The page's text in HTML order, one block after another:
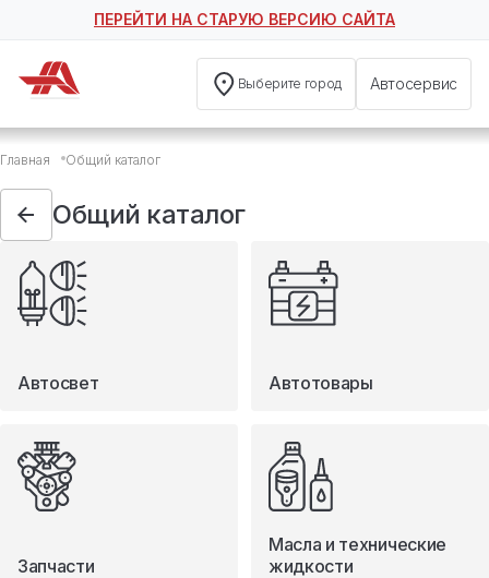
ПЕРЕЙТИ НА СТАРУЮ ВЕРСИЮ САЙТА
Выберите город Автосервис
Общий каталог
Автосвет
Автотовары
Запчасти
Масла и технические жидкости
Мототовары
Туризм
Главная Общий каталог
Общий каталог
Автосвет Автотовары
Запчасти
Масла и технические
жидкости